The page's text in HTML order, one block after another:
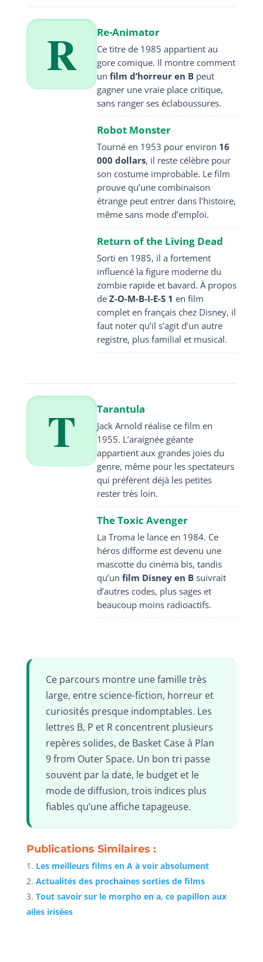
R Re-Animator
Ce titre de 1985 appartient au
gore comique. Il montre comment
un film d’horreur en Bpeut
gagner une vraie place critique,
sans ranger ses éclaboussures.
Robot Monster
Tourné en 1953 pour environ 16
000 dollars, il reste célèbre pour
son costume improbable. Le film
prouve qu’une combinaison
étrange peut entrer dans l’histoire,
même sans mode d’emploi.
Return of the Living Dead
Sorti en 1985, il a fortement
influencé la figure moderne du
zombie rapide et bavard. À propos
de Z-O-M-B-I-E-S 1 en film
complet en français chez Disney, il
faut noter qu’il s’agit d’un autre
registre, plus familial et musical.
T Tarantula
Jack Arnold réalise ce film en
1955. L’araignée géante
appartient aux grandes joies du
genre, même pour les spectateurs
qui préfèrent déjà les petites
rester très loin.
The Toxic Avenger
La Troma le lance en 1984. Ce
héros difforme est devenu une
mascotte du cinéma bis, tandis
qu’un film Disney en Bsuivrait
d’autres codes, plus sages et
beaucoup moins radioactifs.
Ce parcours montre une famille très
large, entre science-fiction, horreur et
curiosités presque indomptables. Les
lettres B, P et R concentrent plusieurs
repères solides, de Basket Case à Plan
9 from Outer Space. Un bon tri passe
souvent par la date, le budget et le
mode de diffusion, trois indices plus
fiables qu’une affiche tapageuse.
Publications Similaires :
Les meilleurs films en A à voir absolument
Actualités des prochaines sorties de films
Tout savoir sur le morpho en a, ce papillon aux
ailes irisées